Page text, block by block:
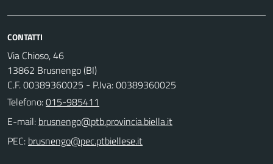
CONTATTI
Via Chioso, 46
13862 Brusnengo (BI)
C.F. 00389360025 - P.Iva: 00389360025
Telefono:015-985411
E-mail:
PEC: